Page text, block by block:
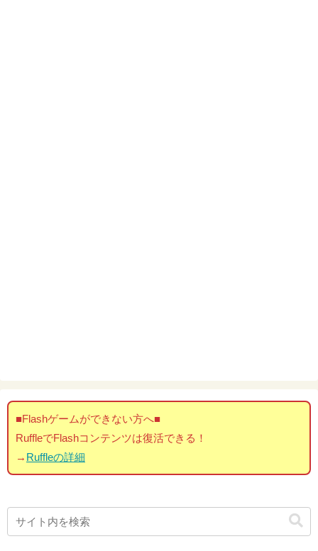
■Flashゲームができない方へ■
RuffleでFlashコンテンツは復活できる！
→ Ruffleの詳細